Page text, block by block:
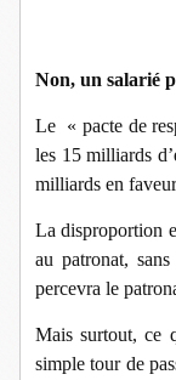
Non, un salarié
Le « pacte de
les 15 milliards
milliards en
La disproportion
au patronat,
percevra le
Mais surtout, ce
simple tour de